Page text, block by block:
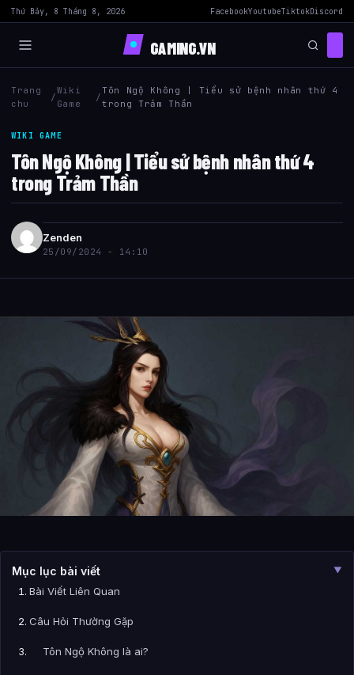
Thứ Bảy, 8 Tháng 8, 2026 FacebookYoutubeTiktokDiscord
GAMING.VN
Trang
chu
/
Wiki
Game
/
Tôn Ngộ Không | Tiểu sử bệnh nhân thứ 4
trong Trảm Thần
WIKI GAME
Tôn Ngộ Không | Tiểu sử bệnh nhân thứ 4
trong Trảm Thần
Zenden
25/09/2024 - 14:10
Mục lục bài viết ▼
Bài Viết Liên Quan
Câu Hỏi Thường Gặp
Tôn Ngộ Không là ai?